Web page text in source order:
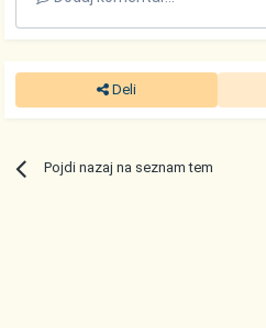
Deli
Pojdi nazaj na seznam tem